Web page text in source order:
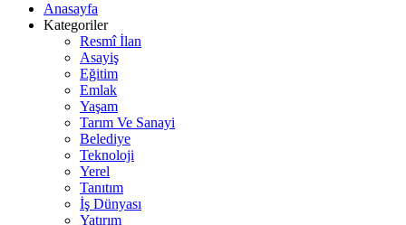
Anasayfa
Kategoriler
Resmî İlan
Asayiş
Eğitim
Emlak
Yaşam
Tarım Ve Sanayi
Belediye
Teknoloji
Yerel
Tanıtım
İş Dünyası
Yatırım